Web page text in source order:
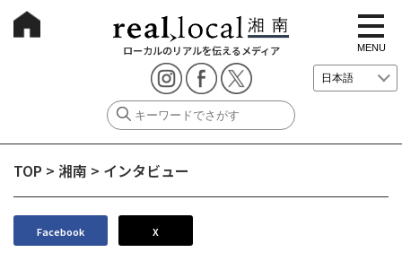
ローカルのリアルを伝えるメディア
t
o
g
g
e
i
i
MENU
TOP > 湘南 > インタビュー
Facebook X